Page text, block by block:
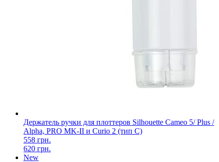
Держатель ручки для плоттеров Silhouette Cameo 5/ Plus /
Alpha, PRO MK-II и Curio 2 (тип C)
558 грн.
620 грн.
New